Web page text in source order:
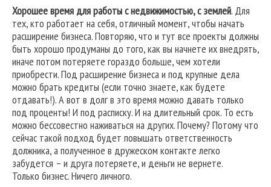
Хорошее время для работы с недвижимостью, с землей. Для
тех, кто работает на себя, отличный момент, чтобы начать
расширение бизнеса. Повторяю, что и тут все проекты должны
быть хорошо продуманы до того, как вы начнете их внедрять,
иначе потом потеряете гораздо больше, чем хотели
приобрести. Под расширение бизнеса и под крупные дела
можно брать кредиты (если точно знаете, как будете
отдавать!). А вот в долг в это время можно давать только
под проценты! И под расписку. И на длительный срок. То есть
можно бессовестно наживаться на других. Почему? Потому что
сейчас такой подход будет повышать ответственность
должника, а полученное в дружеском контакте легко
забудется – и друга потеряете, и деньги не вернете.
Только бизнес. Ничего личного.